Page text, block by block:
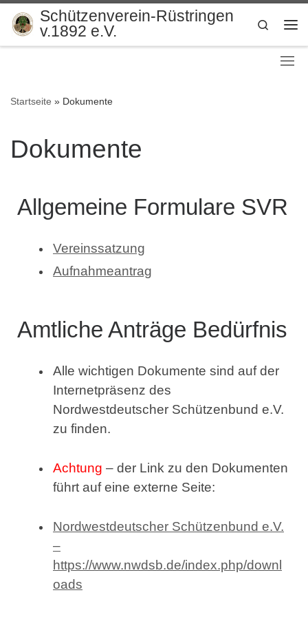
Zum Inhalt springen
Schützenverein-Rüstringen
v.1892 e.V.
Search
Startseite » Dokumente
Dokumente
Allgemeine Formulare SVR
Vereinssatzung
Aufnahmeantrag
Amtliche Anträge Bedürfnis
Alle wichtigen Dokumente sind auf der
Internetpräsenz des
Nordwestdeutscher Schützenbund e.V.
zu finden.
Achtung – der Link zu den Dokumenten
führt auf eine externe Seite:
Nordwestdeutscher Schützenbund e.V.
–
https://www.nwdsb.de/index.php/downl
oads